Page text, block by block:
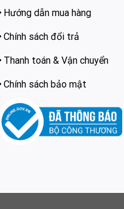
Hướng dẫn mua hàng
Chính sách đổi trả
Thanh toán & Vận chuyển
Chính sách bảo mật